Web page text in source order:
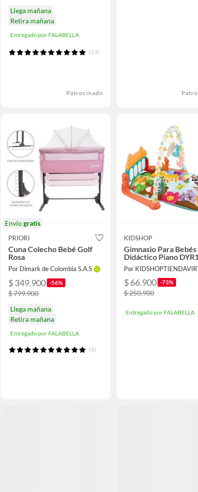
Llega mañana
Retira mañana
Entregado por FALABELLA
(23)
Patrocinado
Envíogratis
PRIORI
Cuna Colecho Bebé Golf
Rosa
Por Dimark de Colombia S.A.S
$ 349.900 -56%
$ 799.900
Llega mañana
Retira mañana
Entregado por FALABELLA
(3)
KIDSHOP
Gimnasio Para Bebés
Didáctico Piano
Por
$ 66.900 -73%
$ 250.900
Entregado por FALABELLA